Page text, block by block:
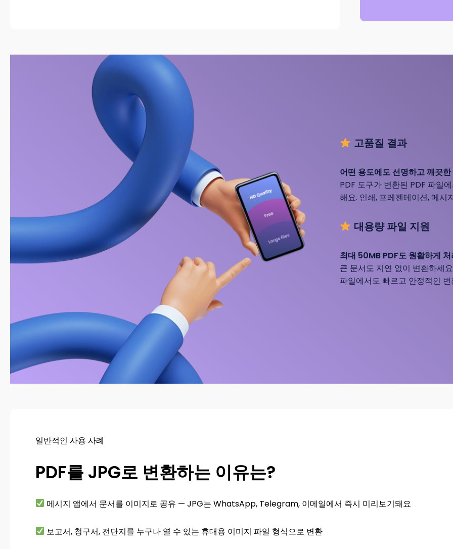
고품질 결과
어떤 용도에도 선명하고 깨끗
PDF 도구가 변환된 PDF 파일
해요. 인쇄, 프레젠테이션, 메시
대용량 파일 지원
최대 50MB PDF도 원활하게
큰 문서도 지연 없이 변환하세
파일에서도 빠르고 안정적인
일반적인 사용 사례
PDF를 JPG로 변환하는 이유는?
메시지 앱에서 문서를 이미지로 공유 — JPG는 WhatsApp, Telegram, 이메일에서 즉시 미리보기돼요
보고서, 청구서, 전단지를 누구나 열 수 있는 휴대용 이미지 파일 형식으로 변환